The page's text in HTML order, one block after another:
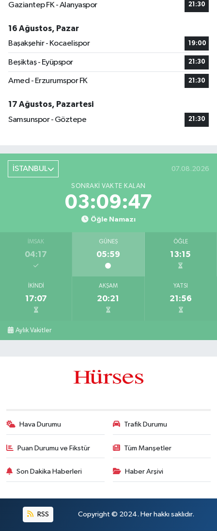
Gaziantep FK - Alanyaspor 21:30
16 Ağustos, Pazar
Başakşehir - Kocaelispor
19:00
Beşiktaş - Eyüpspor 21:30
Amed - Erzurumspor FK 21:30
17 Ağustos, Pazartesi
Samsunspor - Göztepe
21:30
İSTANBUL 07.08.2026
SONRAKI VAKTE KALAN
03:09:46
Öğle Namazı
İMSAK
04:17
GÜNEŞ
05:59
ÖĞLE
13:15
İKINDI
17:07
AKŞAM
20:21
YATSI
21:56
Aylık Vakitler
Hava Durumu Trafik Durumu
Puan Durumu ve Fikstür Tüm Manşetler
Son Dakika Haberleri Haber Arşivi
RSS Copyright © 2024. Her hakkı saklıdır.